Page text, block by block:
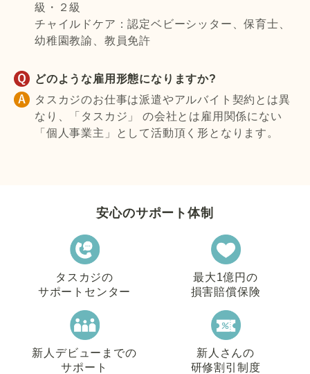
級・２級
チャイルドケア：認定ベビーシッター、保育士、
幼稚園教諭、教員免許
どのような雇用形態になりますか?
タスカジのお仕事は派遣やアルバイト契約とは異
なり、「タスカジ」 の会社とは雇用関係にない
「個人事業主」として活動頂く形となります。
安心のサポート体制
タスカジの
サポートセンター
最大1億円の
損害賠償保険
新人デビューまでの
サポート
新人さんの
研修割引制度